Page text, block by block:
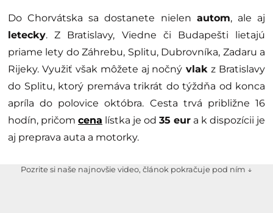
Do Chorvátska sa dostanete nielen autom, ale aj
letecky. Z Bratislavy, Viedne či Budapešti lietajú
priame lety do Záhrebu, Splitu, Dubrovníka, Zadaru a
Rijeky. Využiť však môžete aj nočný vlak z Bratislavy
do Splitu, ktorý premáva trikrát do týždňa od konca
apríla do polovice októbra. Cesta trvá približne 16
hodín, pričom cena lístka je od 35 eur a k dispozícii je
aj preprava auta a motorky.
Pozrite si naše najnovšie video, článok pokračuje pod ním ↓